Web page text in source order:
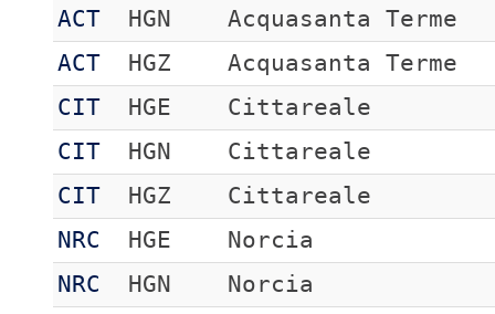
ACT
HGN
Acquasanta Terme
ACT
HGZ
Acquasanta Terme
CIT
HGE
Cittareale
CIT
HGN
Cittareale
CIT
HGZ
Cittareale
NRC
HGE
Norcia
NRC
HGN
Norcia